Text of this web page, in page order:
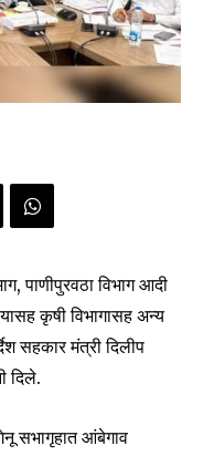
पाणीपुरवठा विभाग आदी
कृषी विभागासह अन्य
सहकार मंत्री दिलीप
दिले.
सभागृहात आंबेगाव